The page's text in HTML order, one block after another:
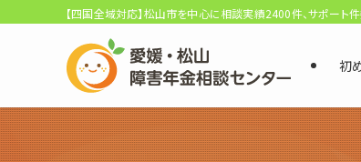
選ばれる3つの理由
【四国全域対応】松山市を中心に相談実績2400件、サポート
初